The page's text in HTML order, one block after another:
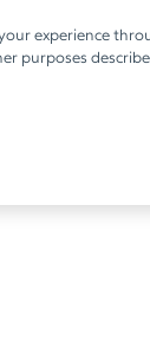
experience
purposes